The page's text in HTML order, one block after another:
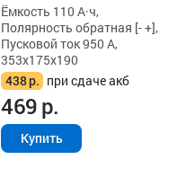
Ёмкость 110 А·ч,
Полярность обратная [- +],
Пусковой ток 950 А,
353x175x190
438р. при сдаче акб
469р.
Купить